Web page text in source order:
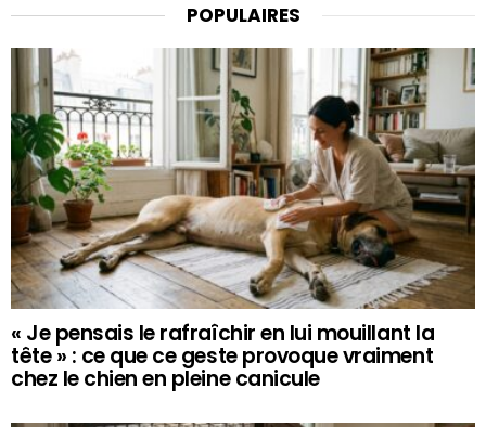
POPULAIRES
« Je pensais le rafraîchir en lui mouillant la
tête » : ce que ce geste provoque vraiment
chez le chien en pleine canicule